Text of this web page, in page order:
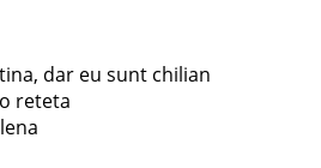
dar eu sunt chilian
reteta